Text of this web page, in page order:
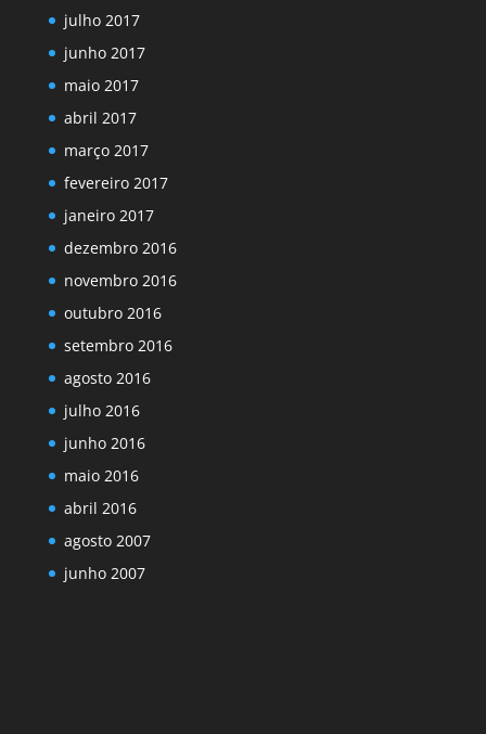
julho 2017
junho 2017
maio 2017
abril 2017
março 2017
fevereiro 2017
janeiro 2017
dezembro 2016
novembro 2016
outubro 2016
setembro 2016
agosto 2016
julho 2016
junho 2016
maio 2016
abril 2016
agosto 2007
junho 2007